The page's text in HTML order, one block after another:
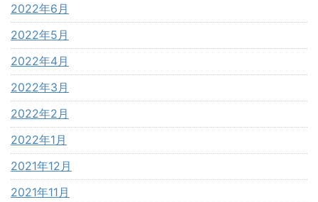
2022年6月
2022年5月
2022年4月
2022年3月
2022年2月
2022年1月
2021年12月
2021年11月